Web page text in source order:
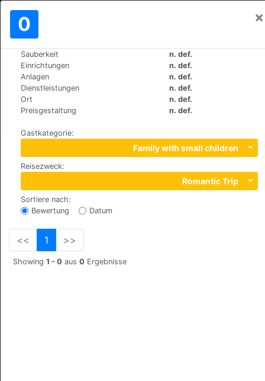
0 ×
Sauberkeit
n. def.
Einrichtungen
n. def.
Anlagen
n. def.
Dienstleistungen
n. def.
Ort
n. def.
Preisgestaltung
n. def.
Gastkategorie:
Family with small children
Reisezweck:
Romantic Trip
Sortiere nach:
Bewertung
Datum
<< 1 >>
Showing 1 - 0 aus 0 Ergebnisse
Weltweit>Switzerland
Hotel Alexander
+41 (0)442518203
Niederdorfstrasse 40, 8001